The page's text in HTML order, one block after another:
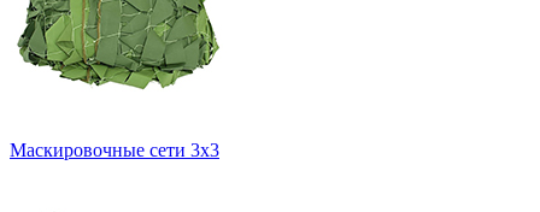
Маскировочные сети 3х3